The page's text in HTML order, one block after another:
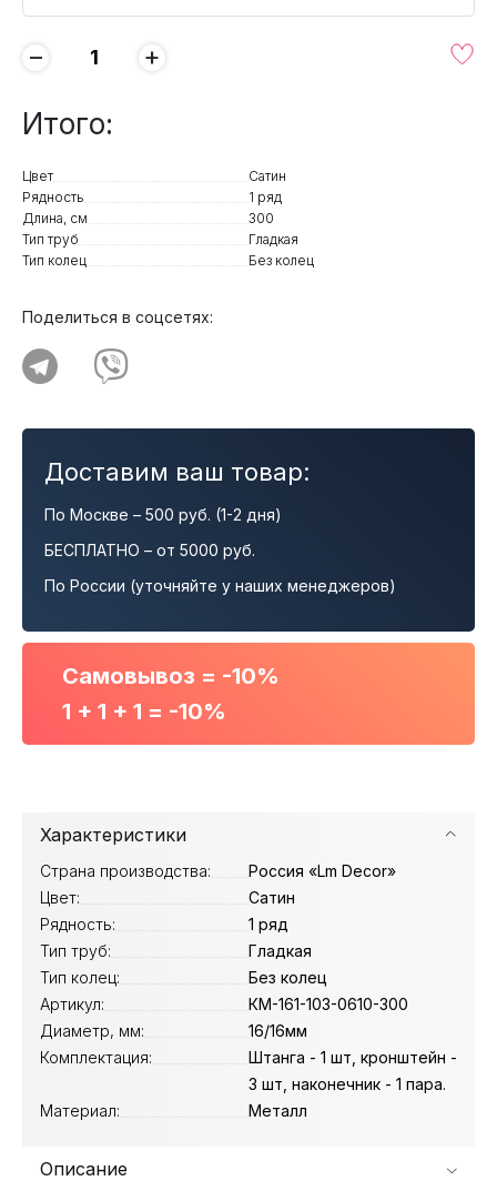
− +
Итого:
Цвет
Сатин
Рядность
1 ряд
Длина, см
300
Тип труб
Гладкая
Тип колец
Без колец
Поделиться в соцсетях:
Доставим ваш товар:
По Москве – 500 руб. (1-2 дня)
БЕСПЛАТНО – от 5000 руб.
По России (уточняйте у наших менеджеров)
Самовывоз = -10%
1 + 1 + 1 = -10%
Характеристики
Страна производства:
Россия «Lm Decor»
Цвет:
Сатин
Рядность:
1 ряд
Тип труб:
Гладкая
Тип колец:
Без колец
Артикул:
КМ-161-103-0610-300
Диаметр, мм:
16/16мм
Комплектация:
Штанга - 1 шт, кронштейн -
3 шт, наконечник - 1 пара.
Материал:
Металл
Описание